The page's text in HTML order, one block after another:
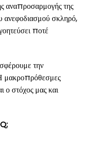
αναπροσαρμογής της
ανεφοδιασμού σκληρό,
ποτέ
την
μακροπρόθεσμες
ο στόχος μας και